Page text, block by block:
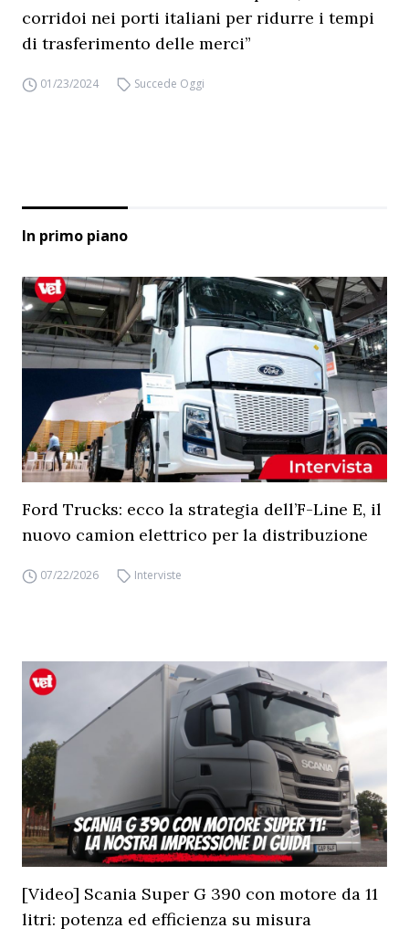
corridoi nei porti italiani per ridurre i tempi
di trasferimento delle merci”
01/23/2024 Succede Oggi
In primo piano
Ford Trucks: ecco la strategia dell’F-Line E, il
nuovo camion elettrico per la distribuzione
07/22/2026 Interviste
[Video] Scania Super G 390 con motore da 11
litri: potenza ed efficienza su misura